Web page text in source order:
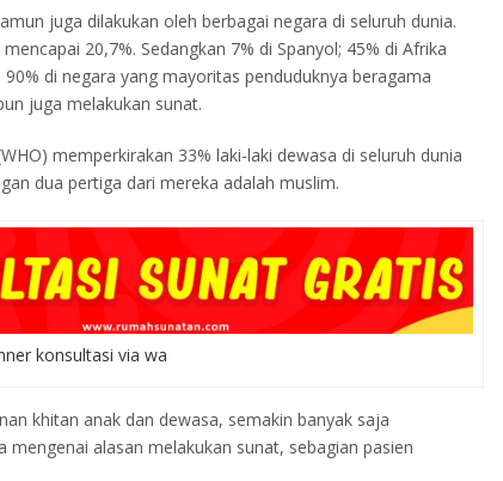
juga dilakukan oleh berbagai negara di seluruh dunia.
20,7%. Sedangkan 7% di Spanyol; 45% di Afrika
di negara yang mayoritas penduduknya beragama
juga melakukan sunat.
memperkirakan 33% laki-laki dewasa di seluruh dunia
dua pertiga dari mereka adalah muslim.
konsultasi via wa
khitan anak dan dewasa, semakin banyak saja
alasan melakukan sunat, sebagian pasien